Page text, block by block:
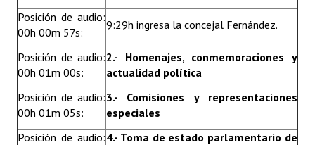
Huéspedes de Honor - Registro
Antiguos Pobladores - Registro
Reconocimientos - Registro
Bariloche, Municipio intercultural
Entrega de distinciones
Posición de audio:
00h 00m 57s:
9:29h ingresa la concejal Fernández.
Posición de audio:
00h 01m 00s:
2.- Homenajes, conmemoraciones y
actualidad política
Posición de audio:
00h 01m 05s:
3.- Comisiones y representaciones
especiales
Posición de audio:4.- Toma de estado parlamentario de